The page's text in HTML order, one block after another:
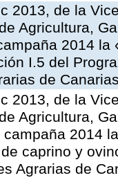
2013, de la
Agricultura,
2014
I.5 del
de
2013, de la
Agricultura,
2014
caprino y
Agrarias de